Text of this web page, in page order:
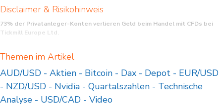
Disclaimer & Risikohinweis
73% der Privatanleger-Konten verlieren Geld beim Handel mit CFDs bei
Tickmill Europe Ltd.
kann Kapital schnell verloren werden. Überlegen Sie sich, ob Sie verstehen, wie
einzugehen.
Futures und Optionen: Der Handel mit Futures und Optionen auf Margin ist mit
einem hohen Risiko verbunden und kann zu Verlusten führen, die Ihre
ursprüngliche Investition übersteigen. Diese Produkte sind nicht für alle Anleger
Themen im Artikel
AUD/USD - Aktien - Bitcoin - Dax - Depot - EUR/USD
- NZD/USD - Nvidia - Quartalszahlen - Technische
Analyse - USD/CAD - Video